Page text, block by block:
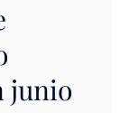
junio